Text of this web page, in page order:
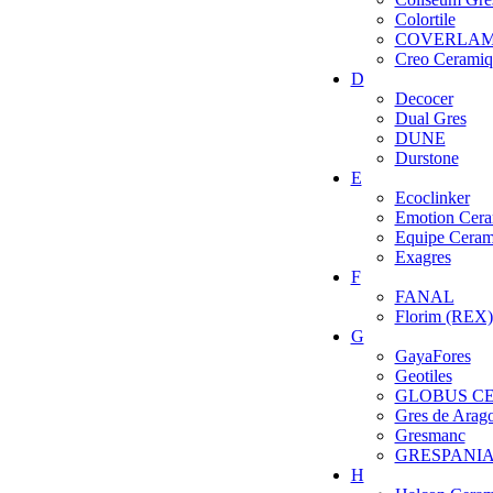
Colortile
Creo
D
Decocer
Dual Gres
DUNE
Durstone
E
Ecoclinker
Emotion
Equipe
Exagres
F
FANAL
Florim (REX)
G
GayaFores
Geotiles
GLOBUS
Gres de
Gresmanc
GRESPANIA
H